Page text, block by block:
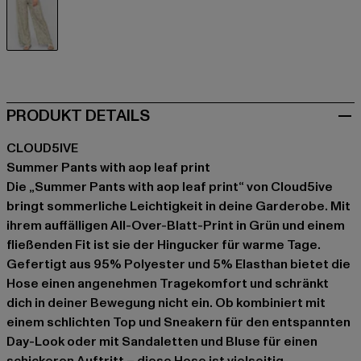
PRODUKT DETAILS
CLOUD5IVE
Summer Pants with aop leaf print
Die „Summer Pants with aop leaf print“ von Cloud5ive
bringt sommerliche Leichtigkeit in deine Garderobe. Mit
ihrem auffälligen All-Over-Blatt-Print in Grün und einem
fließenden Fit ist sie der Hingucker für warme Tage.
Gefertigt aus 95% Polyester und 5% Elasthan bietet die
Hose einen angenehmen Tragekomfort und schränkt
dich in deiner Bewegung nicht ein. Ob kombiniert mit
einem schlichten Top und Sneakern für den entspannten
Day-Look oder mit Sandaletten und Bluse für einen